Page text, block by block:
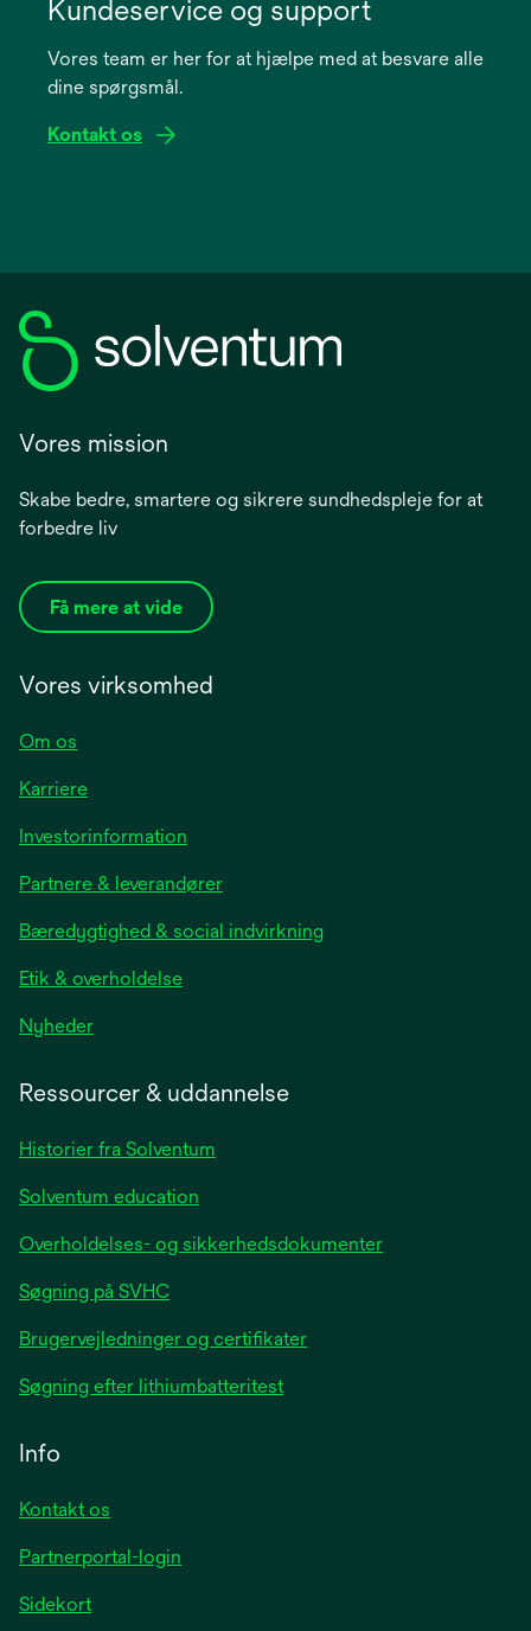
new
Kundeservice og support
Vores team er her for at hjælpe med at besvare alle
dine spørgsmål.
Kontakt os
Vores mission
Skabe bedre, smartere og sikrere sundhedspleje for at
forbedre liv
Få mere at vide
Vores virksomhed
Om os
Karriere
Investorinformation
a
new
Partnere & leverandører
Bæredygtighed & social indvirkning
Etik & overholdelse
Nyhederopens
tab
Ressourcer & uddannelse
Historier fra Solventum
Solventum education
Overholdelses- og sikkerhedsdokumenter
Søgning på SVHC
Brugervejledninger og certifikater
Søgning efter lithiumbatteritest
Info
Kontakt os
Partnerportal-login
Sidekort